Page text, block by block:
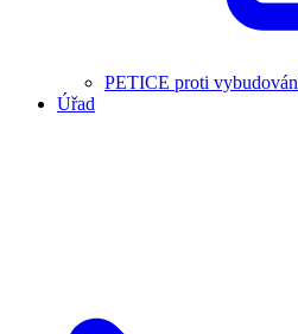
PETICE proti
Úřad